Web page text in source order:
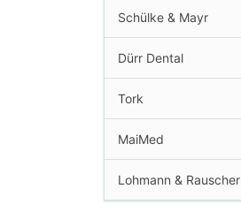
Schülke & Mayr
Dürr Dental
Tork
MaiMed
Lohmann & Rauscher